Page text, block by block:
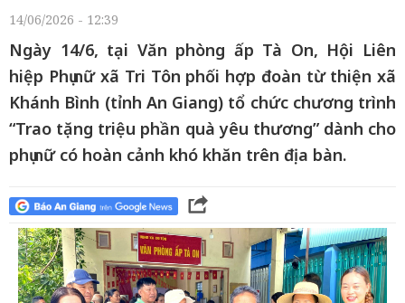
14/06/2026 - 12:39
Ngày 14/6, tại Văn phòng ấp Tà On, Hội Liên
hiệp Phụ nữ xã Tri Tôn phối hợp đoàn từ thiện xã
Khánh Bình (tỉnh An Giang) tổ chức chương trình
“Trao tặng triệu phần quà yêu thương” dành cho
phụ nữ có hoàn cảnh khó khăn trên địa bàn.